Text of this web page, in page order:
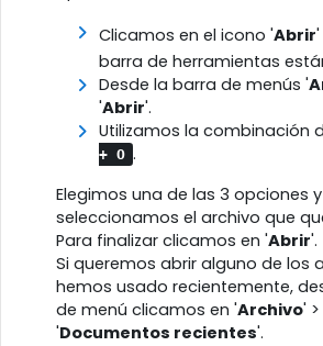
Clicamos en el icono 'Abrir'
barra de herramientas
Desde la barra de menús '
'Abrir'.
Utilizamos la combinación
+O .
Elegimos una de las 3 opciones y
seleccionamos el archivo que
Para finalizar clicamos en 'Abrir'.
Si queremos abrir alguno de los
hemos usado recientemente,
de menú clicamos en 'Archivo' >
'Documentos recientes'.